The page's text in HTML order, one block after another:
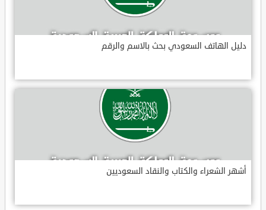
دليل الهاتف السعودي بحث بالاسم والرقم
أشهر الشعراء والكتاب والنقاد السعوديين